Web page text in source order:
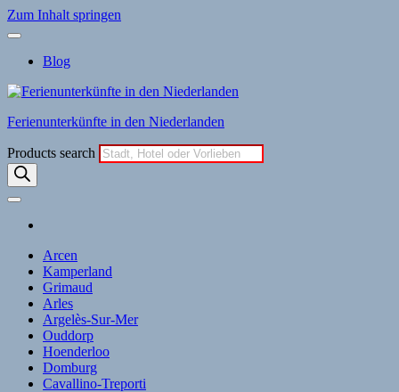
Zum Inhalt springen
Blog
Ferienunterkünfte in den Niederlanden
Products search
Arcen
Kamperland
Grimaud
Arles
Argelès-Sur-Mer
Ouddorp
Hoenderloo
Domburg
Cavallino-Treporti